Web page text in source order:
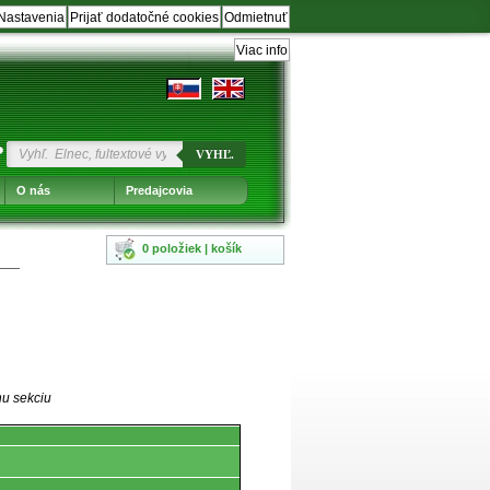
Odmietnuť
Prijať dodatočné cookies
Nastavenia
Viac info
VYHĽ.
O nás Predajcovia
0 položiek | košík
sekciu